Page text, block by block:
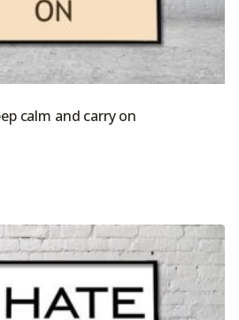
calm and carry on